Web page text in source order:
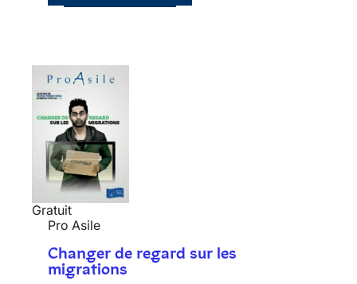
Gratuit
Pro Asile
Changer de regard sur les
migrations